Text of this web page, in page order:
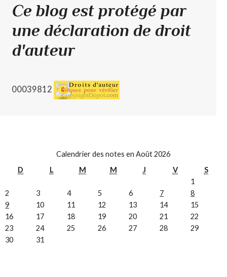
Ce blog est protégé par
une déclaration de droit
d'auteur
00039812
Calendrier des notes en Août 2026
D
L M M J V
S
1
2
3 4 5 6 7
8
9
10 11 12 13 14
15
16
17 18 19 20 21
22
23
24 25 26 27 28
29
30
31